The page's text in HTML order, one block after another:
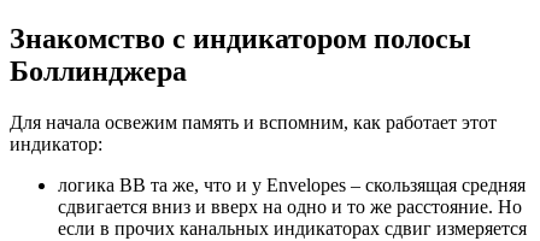
Знакомство с индикатором полосы
Боллинджера
Для начала освежим память и вспомним, как работает этот
индикатор:
логика ВВ та же, что и у Envelopes – скользящая средняя
сдвигается вниз и вверх на одно и то же расстояние. Но
если в прочих канальных индикаторах сдвиг измеряется